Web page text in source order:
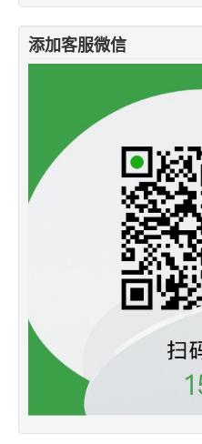
添加客服微信